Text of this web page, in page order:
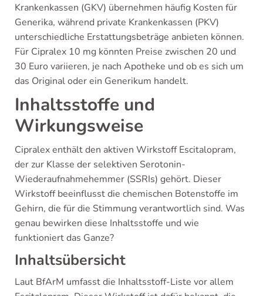
Krankenkassen (GKV) übernehmen häufig Kosten für
Generika, während private Krankenkassen (PKV)
unterschiedliche Erstattungsbeträge anbieten können.
Für Cipralex 10 mg könnten Preise zwischen 20 und
30 Euro variieren, je nach Apotheke und ob es sich um
das Original oder ein Generikum handelt.
Inhaltsstoffe und
Wirkungsweise
Cipralex enthält den aktiven Wirkstoff Escitalopram,
der zur Klasse der selektiven Serotonin-
Wiederaufnahmehemmer (SSRIs) gehört. Dieser
Wirkstoff beeinflusst die chemischen Botenstoffe im
Gehirn, die für die Stimmung verantwortlich sind. Was
genau bewirken diese Inhaltsstoffe und wie
funktioniert das Ganze?
Inhaltsübersicht
Laut BfArM umfasst die Inhaltsstoff-Liste vor allem